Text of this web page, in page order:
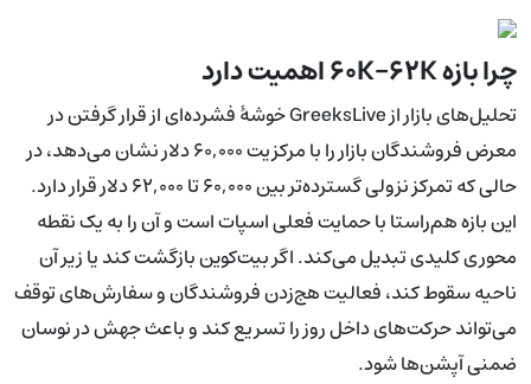
چرا بازه ۶۰K–۶۲K اهمیت دارد
تحلیل‌های بازار از GreeksLive خوشهٔ فشرده‌ای از قرار گرفتن در
معرض فروشندگان بازار را با مرکزیت ۶۰,۰۰۰ دلار نشان می‌دهد، در
حالی که تمرکز نزولی گسترده‌تر بین ۶۰,۰۰۰ تا ۶۲,۰۰۰ دلار قرار دارد.
این بازه هم‌راستا با حمایت فعلی اسپات است و آن را به یک نقطه
محوری کلیدی تبدیل می‌کند. اگر بیت‌کوین بازگشت کند یا زیر آن
ناحیه سقوط کند، فعالیت هج‌زدن فروشندگان و سفارش‌های توقف
می‌تواند حرکت‌های داخل روز را تسریع کند و باعث جهش در نوسان
ضمنی آپشن‌ها شود.